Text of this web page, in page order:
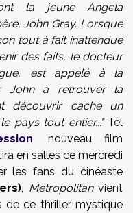
la jeune Angela
John Gray. Lorsque
tout à fait inattendue
des faits, le docteur
est appelé à la
John à retrouver la
découvrir cache un
pays tout entier..."Tel
, nouveau film
en salles ce mercredi
les fans du cinéaste
, Metropolitanvient
de ce thriller mystique